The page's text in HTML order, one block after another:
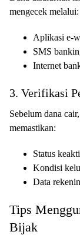
mengecek melalui:
Aplikasi e-
SMS
Internet
3. Verifikasi
Sebelum dana
memastikan:
Status
Kondisi
Data
Tips
Bijak